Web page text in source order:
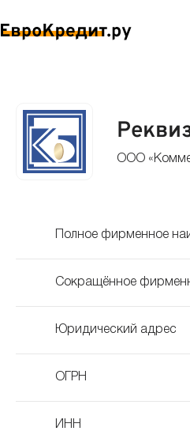
ООО
Полное фирменное
Сокращённое
Юридический адрес
ОГРН
ИНН